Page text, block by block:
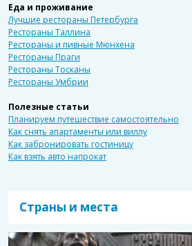
Еда и проживание
Лучшие рестораны Петербурга
Рестораны Таллина
Рестораны и пивные Мюнхена
Рестораны Праги
Рестораны Тосканы
Рестораны Умбрии
Полезные статьи
Планируем путешествие самостоятельно
Как снять апартаменты или виллу
Как забронировать гостиницу
Как взять авто напрокат
Страны и места